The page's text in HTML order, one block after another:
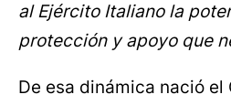
al Ejército Italiano la
protección y apoyo que
De esa dinámica nació el